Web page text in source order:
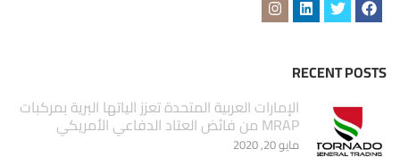
RECENT POSTS
الإمارات العربية المتحدة تعزز الياتها البرية بمركبات
MRAP من فائض العتاد الدفاعي الأمريكي
مايو 20, 2020